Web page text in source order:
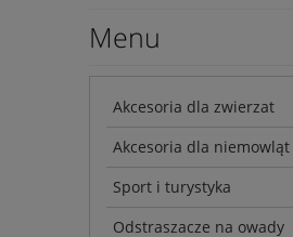
Menu
Akcesoria dla zwierzat
Akcesoria dla niemowląt
Sport i turystyka
Odstraszacze na owady